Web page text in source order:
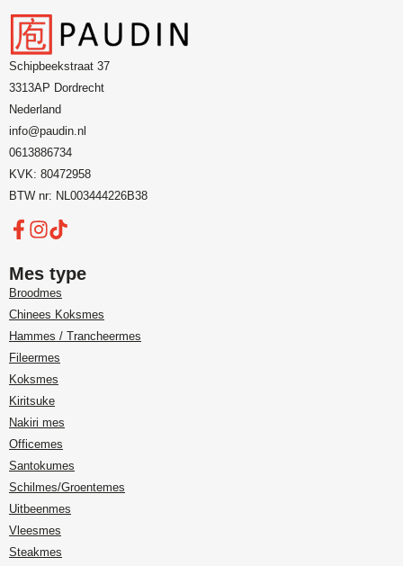
Schipbeekstraat 37
3313AP Dordrecht
Nederland
info@paudin.nl
0613886734
KVK: 80472958
BTW nr: NL003444226B38
Mes type
Broodmes
Chinees Koksmes
Hammes / Trancheermes
Fileermes
Koksmes
Kiritsuke
Nakiri mes
Officemes
Santokumes
Schilmes/Groentemes
Uitbeenmes
Vleesmes
Steakmes